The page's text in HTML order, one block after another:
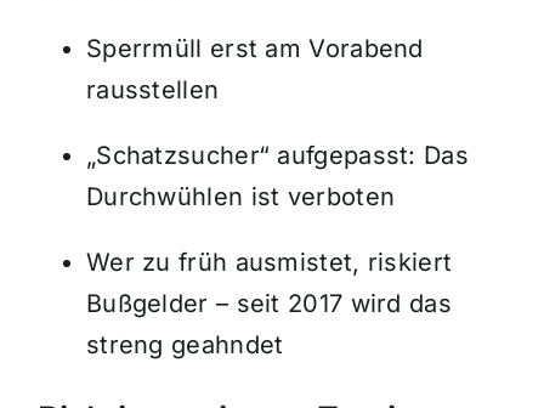
Sperrmüll erst am Vorabend
rausstellen
„Schatzsucher“ aufgepasst: Das
Durchwühlen ist verboten
Wer zu früh ausmistet, riskiert
Bußgelder – seit 2017 wird das
streng geahndet